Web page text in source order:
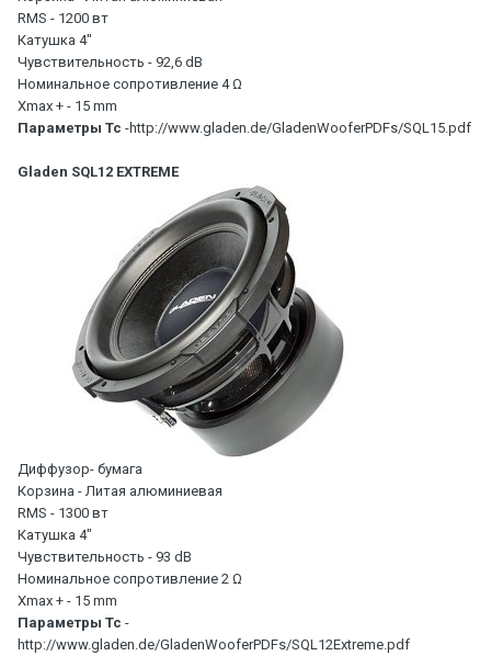
RMS - 1200 вт
Катушка 4"
Чувствительность - 92,6 dB
Номинальное сопротивление 4 Ω
Xmax + - 15 mm
Параметры Тс -http://www.gladen.de/GladenWooferPDFs/SQL15.pdf
Gladen SQL12 EXTREME
Диффузор- бумага
Корзина - Литая алюминиевая
RMS - 1300 вт
Катушка 4"
Чувствительность - 93 dB
Номинальное сопротивление 2 Ω
Xmax + - 15 mm
Параметры Тс -
http://www.gladen.de/GladenWooferPDFs/SQL12Extreme.pdf